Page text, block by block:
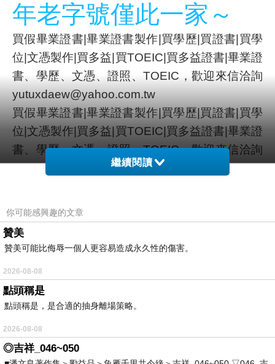
年老字號僅此一家～
買假畢業證書|畢業證書製作|買學歷|買證書|買學
位|文憑製作|買多益|買TOEIC|買多益證書|畢業證
書、學歷、文憑、證照、TOEIC，歡迎來信洽詢
yutuxdaew@yahoo.com.tw
買假畢業證書|畢業證書製作|買學歷|買證書|買學
位|文憑製作|買多益|買TOEIC|買多益證書|畢業證
書、學歷、文憑、證照、TOEIC，歡迎來信洽詢
yutuxdaew@yahoo.com.tw
書、學歷、文憑、證照、TOEIC，歡迎來信洽詢
yutuxdaew@yahoo.com.tw
位|文憑製作|買多益|買TOEIC|買多益證書|畢業證
書、學歷、文憑、證照、TOEIC，歡迎來信洽詢
買假畢業證書|畢業證書製作|買學歷|買證書|買學
位|文憑製作|買多益|買TOEIC|買多益證書|畢業證
繼續閱讀
你可能感興趣的文章
贊美
贊美可能比侮辱一個人更容易造成永久性的傷害。
2026-08-08
點頭稱是
點頭稱是，是合適的抽身離場策略。
2026-08-08
◎吉祥_046~050